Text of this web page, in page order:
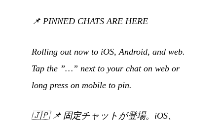
📌 PINNED CHATS ARE HERE
Rolling out now to iOS, Android, and web.
Tap the ”…” next to your chat on web or
long press on mobile to pin.
🇯🇵 📌 固定チャットが登場。iOS、